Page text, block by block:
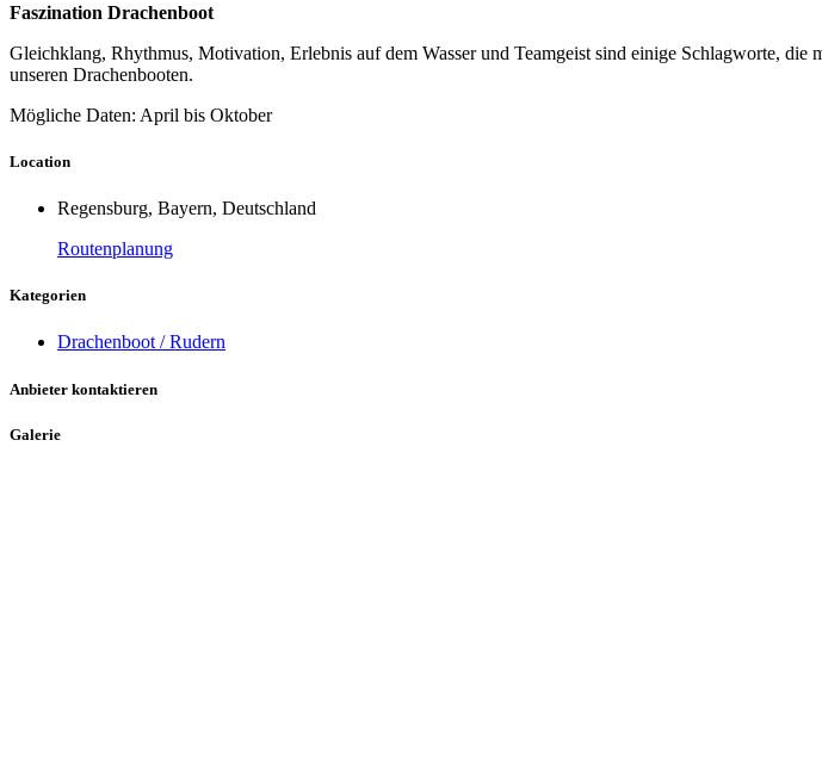
Faszination Drachenboot
Gleichklang, Rhythmus, Motivation, Erlebnis auf dem Wasser und Teamgeist sind einige Schlagworte,
unseren Drachenbooten.
Mögliche Daten: April bis Oktober
Location
Regensburg, Bayern, Deutschland
Routenplanung
Kategorien
Drachenboot / Rudern
Anbieter kontaktieren
Galerie